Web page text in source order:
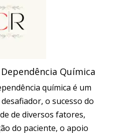
Química
química é um
o sucesso do
de diversos fatores,
do paciente, o apoio